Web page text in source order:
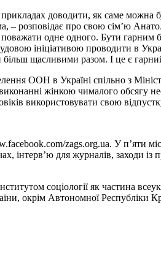
прикладах доводити, як саме
розповідає про свою сім’ю
одне одного. Бути гарним
ініціативою проводити в
більш щасливими разом. І це є
ООН в Україні спільно з
жінкою чималого обсягу
використовувати свою
zags.org.ua. У п’яти
інтерв’ю для журналів, заходи
соціології як частина
окрім Автономної Республіки